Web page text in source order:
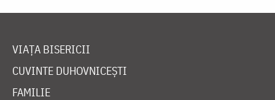
VIAȚA BISERICII
CUVINTE DUHOVNICEȘTI
FAMILIE